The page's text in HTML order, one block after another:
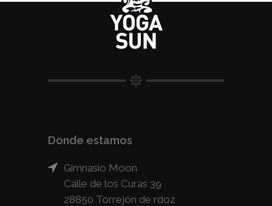
Donde estamos
Gimnasio Moon
Calle de los Curas 39
28850 Torrejón de rdoz